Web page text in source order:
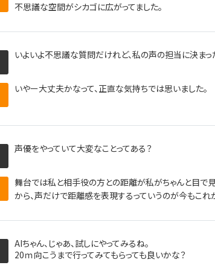
不思議な空間がシカゴに広がってました。
いよいよ不思議な質問だけれど、私の声の担当に決まっ
いやー大丈夫かなって、正直な気持ちでは思いました。
声優をやっていて大変なことってある？
舞台では私と相手役の方との距離が私がちゃんと目で
から、声だけで距離感を表現するっていうのが今もこれ
AIちゃん、じゃあ、試しにやってみるね。
20ｍ向こうまで行ってみてもらっても良いかな？